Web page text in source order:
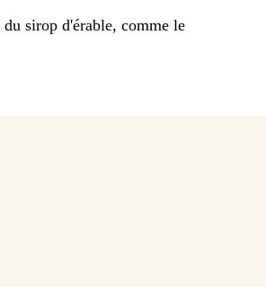
du sirop d'érable, comme le